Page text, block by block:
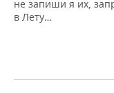
не запиши я их,
в Лету…